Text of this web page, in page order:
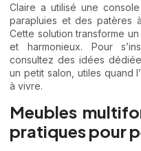
Claire a utilisé une
parapluies et des patères
Cette solution transforme
et harmonieux. Pour
consultez des idées
un petit salon , utiles quand
à vivre.
Meubles
pratiques pour